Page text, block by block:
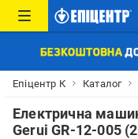
Епіцентр К Каталог
Електрична
Gerui GR-12-005